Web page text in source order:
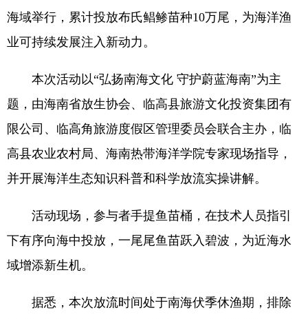
海域举行，累计投放布氏鲳鲹苗种10万尾，为海洋渔
业可持续发展注入新动力。
本次活动以“弘扬南海文化 守护蔚蓝海南”为主
题，由海南省放生协会、临高县旅游文化投资集团有
限公司、临高角旅游度假区管理委员会联合主办，临
高县农业农村局、海南热带海洋学院专家现场指导，
并开展海洋生态知识科普和科学放流实操讲解。
活动现场，参与者手提鱼苗桶，在技术人员指引
下有序向海中投放，一尾尾鱼苗跃入碧波，为近海水
域增添新生机。
据悉，本次放流时间处于南海伏季休渔期，排除